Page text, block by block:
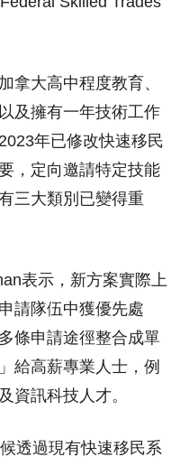
拿大高中程度教育、
及擁有一年技術工作
年已修改快速移民
，定向邀請特定技能
三大類別已變得重
表示，新方案實際上
請隊伍中獲優先處
條申請途徑整合成單
給高薪專業人士，例
資訊科技人才。
透過現有快速移民系